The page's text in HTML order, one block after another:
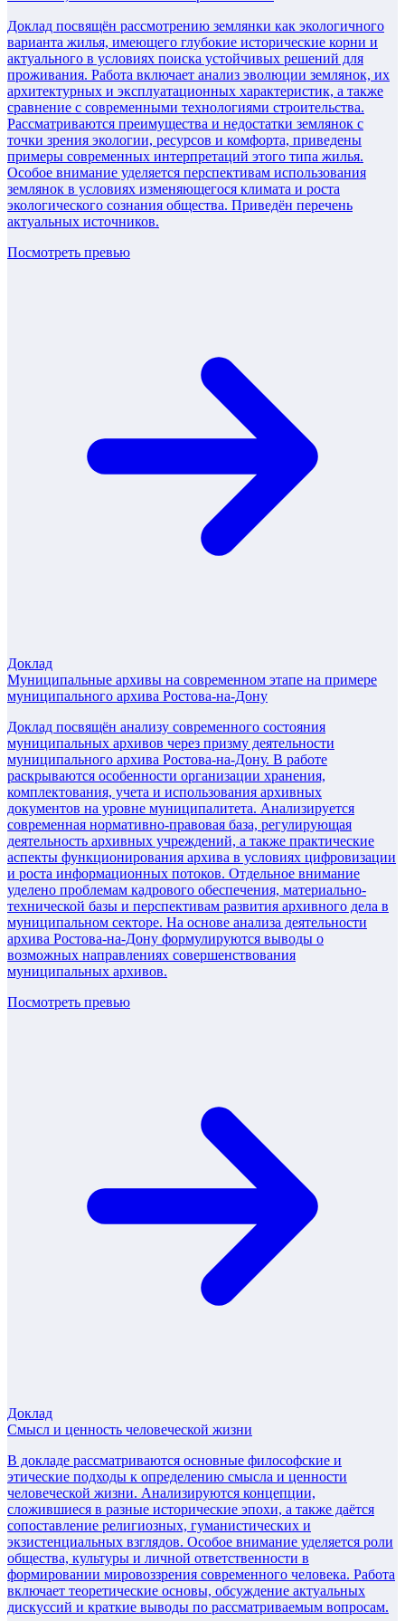
Доклад посвящён рассмотрению землянки как экологичного
варианта жилья, имеющего глубокие исторические корни и
актуального в условиях поиска устойчивых решений для
проживания. Работа включает анализ эволюции землянок, их
архитектурных и эксплуатационных характеристик, а также
сравнение с современными технологиями строительства.
Рассматриваются преимущества и недостатки землянок с
точки зрения экологии, ресурсов и комфорта, приведены
примеры современных интерпретаций этого типа жилья.
Особое внимание уделяется перспективам использования
землянок в условиях изменяющегося климата и роста
экологического сознания общества. Приведён перечень
актуальных источников.
Посмотреть превью
Доклад
Муниципальные архивы на современном этапе на примере
муниципального архива Ростова-на-Дону
Доклад посвящён анализу современного состояния
муниципальных архивов через призму деятельности
муниципального архива Ростова-на-Дону. В работе
раскрываются особенности организации хранения,
комплектования, учета и использования архивных
документов на уровне муниципалитета. Анализируется
современная нормативно-правовая база, регулирующая
деятельность архивных учреждений, а также практические
аспекты функционирования архива в условиях цифровизации
и роста информационных потоков. Отдельное внимание
уделено проблемам кадрового обеспечения, материально-
технической базы и перспективам развития архивного дела в
муниципальном секторе. На основе анализа деятельности
архива Ростова-на-Дону формулируются выводы о
возможных направлениях совершенствования
муниципальных архивов.
Посмотреть превью
Доклад
Смысл и ценность человеческой жизни
В докладе рассматриваются основные философские и
этические подходы к определению смысла и ценности
человеческой жизни. Анализируются концепции,
сложившиеся в разные исторические эпохи, а также даётся
сопоставление религиозных, гуманистических и
экзистенциальных взглядов. Особое внимание уделяется роли
общества, культуры и личной ответственности в
формировании мировоззрения современного человека. Работа
включает теоретические основы, обсуждение актуальных
дискуссий и краткие выводы по рассматриваемым вопросам.